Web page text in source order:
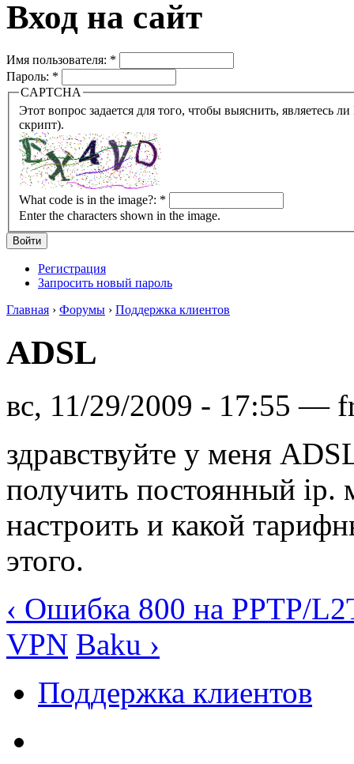
Вход на сайт
Имя пользователя: *
Пароль: *
CAPTCHA
Этот вопрос задается для того, чтобы выяснить, являетесь ли Вы человеком или представляете из себя робота
скрипт).
What code is in the image?: *
Enter the characters shown in the image.
Регистрация
Запросить новый пароль
Главная › Форумы › Поддержка клиентов
ADSL
вс, 11/29/2009 - 17:55 —
здравствуйте у меня
получить постоянный ip.
настроить и какой
этого.
‹ Ошибка 800 на PPTP/
VPN Baku ›
Поддержка клиентов